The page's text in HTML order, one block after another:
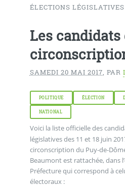
ÉLECTIONS LÉGISLATIVES
Les
SAMEDI 20 MAI 2017, PAR
POLITIQUE ÉLECTION
NATIONAL
Voici la liste officielle des
législatives des 11 et 18 juin
circonscription du Puy-de-
Beaumont est rattachée, dans
Préfecture qui correspond à
électoraux :